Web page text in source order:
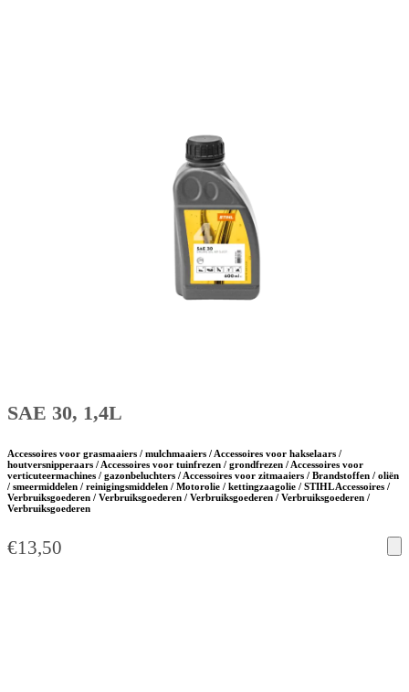
SAE 30, 1,4L
Accessoires voor grasmaaiers / mulchmaaiers / Accessoires voor hakselaars /
houtversnipperaars / Accessoires voor tuinfrezen / grondfrezen / Accessoires voor
verticuteermachines / gazonbeluchters / Accessoires voor zitmaaiers / Brandstoffen / oliën
/ smeermiddelen / reinigingsmiddelen / Motorolie / kettingzaagolie / STIHL Accessoires /
Verbruiksgoederen / Verbruiksgoederen / Verbruiksgoederen / Verbruiksgoederen /
Verbruiksgoederen
€13,50